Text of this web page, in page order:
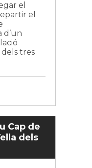
el
el
d’un
dels tres
Cap de
dels